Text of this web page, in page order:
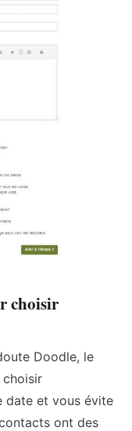
choisir
Doodle, le
choisir
date et vous évite
ont des